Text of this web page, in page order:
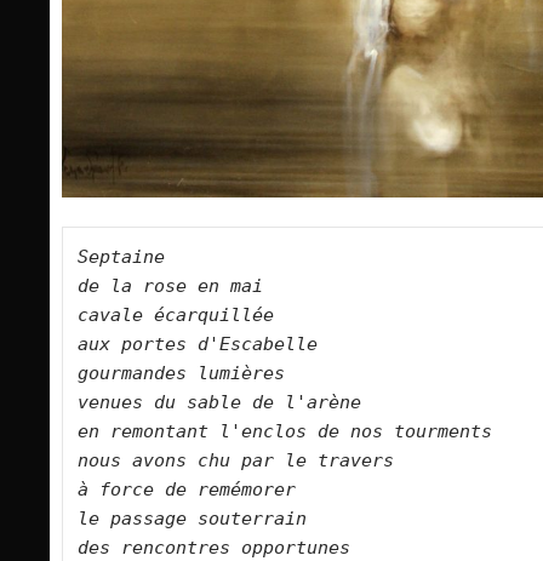
Septaine
de la rose en mai
cavale écarquillée
aux portes d'Escabelle
gourmandes lumières
venues du sable de l'arène
en remontant l'enclos de nos tourments
nous avons chu par le travers
à force de remémorer
le passage souterrain
des rencontres opportunes